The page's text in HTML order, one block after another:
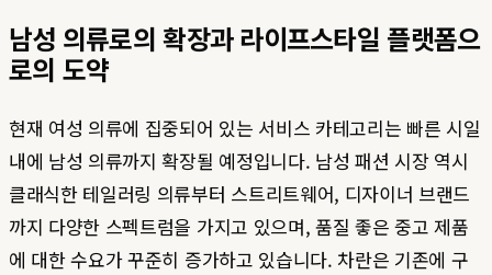
남성 의류로의 확장과 라이프스타일 플랫폼으
로의 도약
현재 여성 의류에 집중되어 있는 서비스 카테고리는 빠른 시일
내에 남성 의류까지 확장될 예정입니다. 남성 패션 시장 역시
클래식한 테일러링 의류부터 스트리트웨어, 디자이너 브랜드
까지 다양한 스펙트럼을 가지고 있으며, 품질 좋은 중고 제품
에 대한 수요가 꾸준히 증가하고 있습니다. 차란은 기존에 구